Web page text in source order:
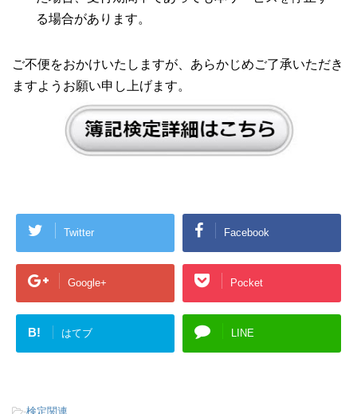
る場合があります。
ご不便をおかけいたしますが、あらかじめご了承いただき
ますようお願い申し上げます。
Twitter Facebook
Google+ Pocket
B! はてブ LINE
-検定関連